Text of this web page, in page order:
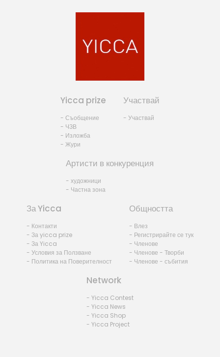
Yicca prize
- Съобщение
- ЧЗВ
- Изложба
- Жури
Участвай
- Участвай
Артисти в конкуренция
- художници
- Частна зона
За Yicca
- Контакти
- За yicca prize
- За Yicca
- Условия за Ползване
- Политика на Поверителност
Общността
- Влез
- Регистрирайте се тук
- Членове
- Членове - Творби
- Членове - събития
Network
- Yicca Contest
- Yicca News
- Yicca Shop
- Yicca Project